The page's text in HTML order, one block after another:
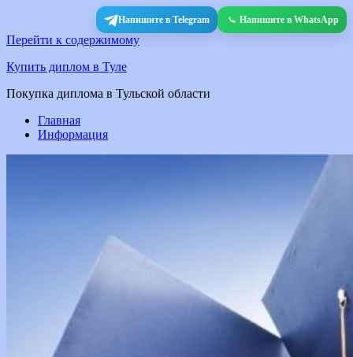
Напишите в Telegram Напишите в WhatsApp
Перейти к содержимому
Купить диплом в Туле
Покупка диплома в Тульской области
Главная
Информация